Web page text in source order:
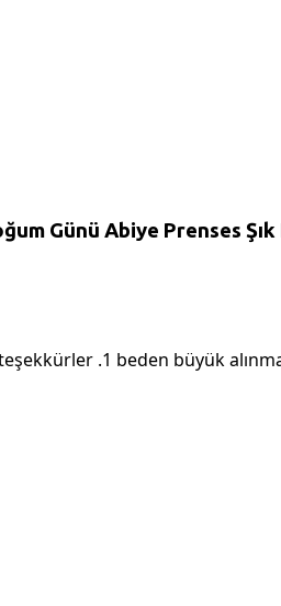
Günü Abiye Prenses Şık
.1 beden büyük